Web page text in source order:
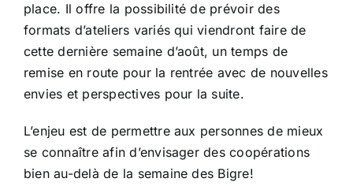
place. Il offre la possibilité de prévoir des
formats d’ateliers variés qui viendront faire de
cette dernière semaine d’août, un temps de
remise en route pour la rentrée avec de nouvelles
envies et perspectives pour la suite.
L’enjeu est de permettre aux personnes de mieux
se connaître afin d’envisager des coopérations
bien au-delà de la semaine des Bigre!